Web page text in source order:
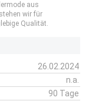
aus
wir für
Qualität.
26.02.2024
n.a.
90 Tage